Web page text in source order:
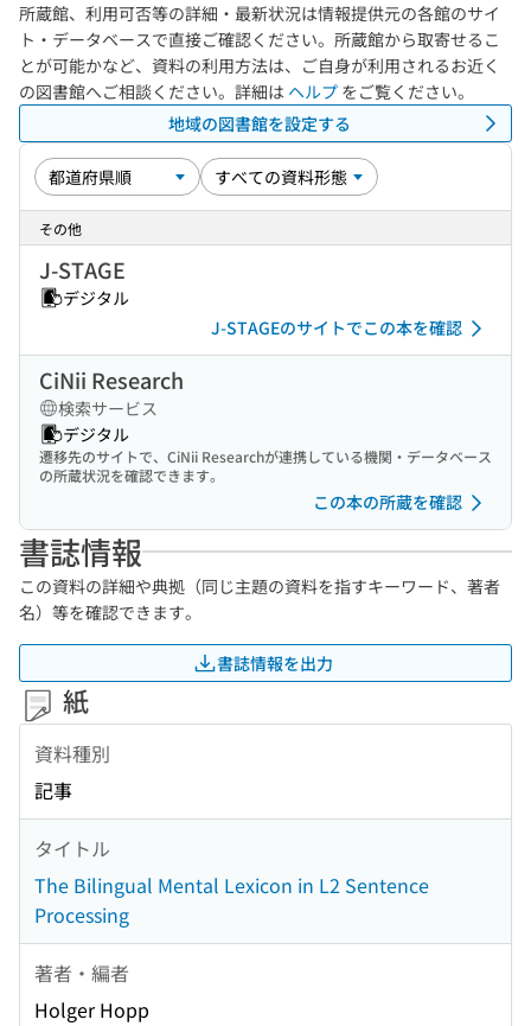
所蔵館、利用可否等の詳細・最新状況は情報提供元の各館のサイ
ト・データベースで直接ご確認ください。所蔵館から取寄せるこ
とが可能かなど、資料の利用方法は、ご自身が利用されるお近く
の図書館へご相談ください。詳細は ヘルプ をご覧ください。
地域の図書館を設定する
その他
J-STAGE
デジタル
J-STAGEのサイトでこの本を確認
CiNii Research
検索サービス
デジタル
遷移先のサイトで、CiNii Researchが連携している機関・データベース
の所蔵状況を確認できます。
この本の所蔵を確認
書誌情報
この資料の詳細や典拠（同じ主題の資料を指すキーワード、著者
名）等を確認できます。
書誌情報を出力
紙
資料種別
記事
タイトル
The Bilingual Mental Lexicon in L2 Sentence
Processing
著者・編者
Holger Hopp